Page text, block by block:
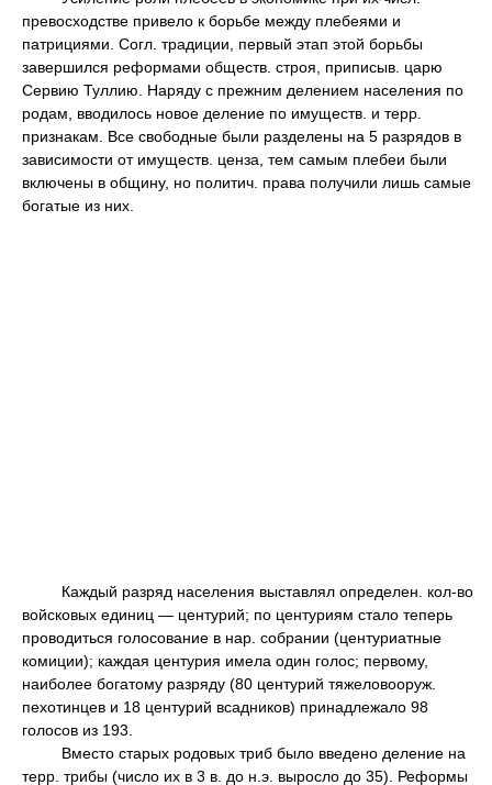
превосходстве привело к борьбе между плебеями и
патрициями. Согл. традиции, первый этап этой борьбы
завершился реформами обществ. строя, приписыв. царю
Сервию Туллию. Наряду с прежним делением населения по
родам, вводилось новое деление по имуществ. и терр.
признакам. Все свободные были разделены на 5 разрядов в
зависимости от имуществ. ценза, тем самым плебеи были
включены в общину, но политич. права получили лишь самые
богатые из них.
Каждый разряд населения выставлял определен. кол-во
войсковых единиц — центурий; по центуриям стало теперь
проводиться голосование в нар. собрании (центуриатные
комиции); каждая центурия имела один голос; первому,
наиболее богатому разряду (80 центурий тяжеловооруж.
пехотинцев и 18 центурий всадников) принадлежало 98
голосов из 193.
Вместо старых родовых триб было введено деление на
терр. трибы (число их в 3 в. до н.э. выросло до 35). Реформы